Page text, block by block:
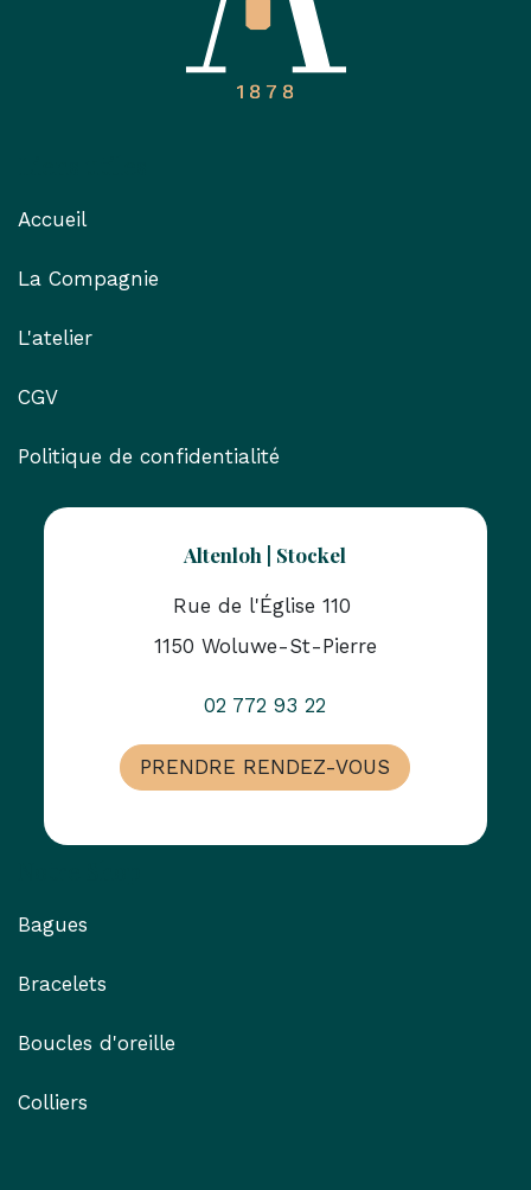
Accueil
La Compagnie
L'atelier
CGV
Politique de confidentialité
Altenloh | Stockel
Rue de l'Église 110
1150 Woluwe-St-Pierre
02 772 93 22
PRENDRE RENDEZ-VOUS
Bagues
Bracelets
Boucles d'oreille
Colliers